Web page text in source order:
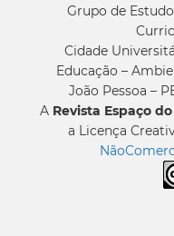
Grupo de
Cidade
Educação –
João Pessoa –
A Revista Espaço
a Licença